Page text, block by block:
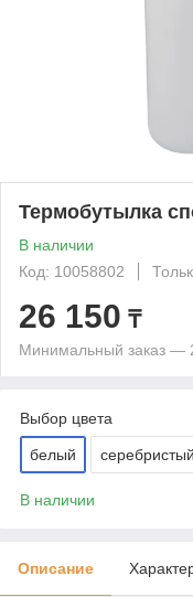
Термобутылка
В наличии
Код: 10058802
26 150 ₸
Минимальный заказ —
Выбор цвета
белый серебристый
В наличии
Описание